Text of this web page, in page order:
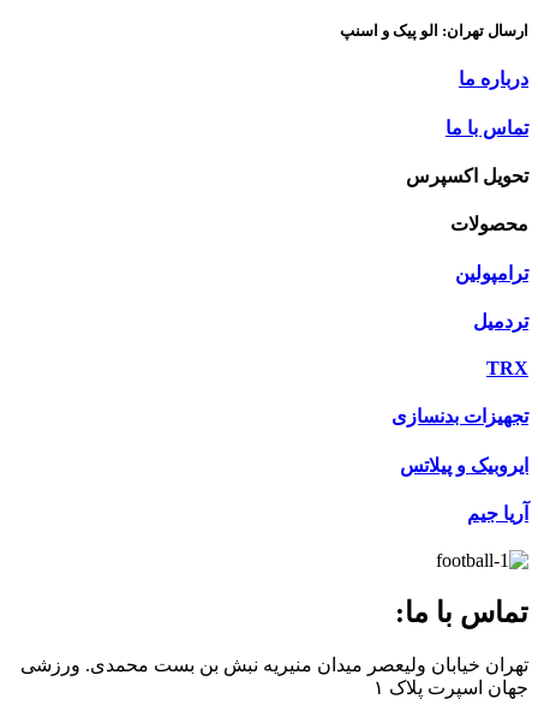
ارسال تهران: الو پیک و اسنپ
درباره ما
تماس با ما
تحویل اکسپرس
محصولات
ترامپولین
تردمیل
TRX
تجهیزات بدنسازی
ایروبیک و پیلاتس
آریا جیم
تماس با ما:
تهران خیابان ولیعصر میدان منیریه نبش بن بست محمدی. ورزشی
جهان اسپرت پلاک ۱